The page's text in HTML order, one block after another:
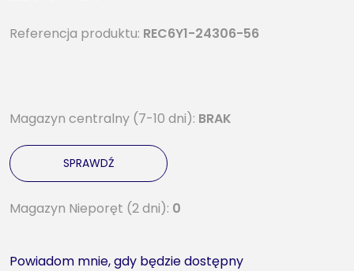
Referencja produktu: REC6Y1-24306-56
Magazyn centralny (7-10 dni): BRAK
SPRAWDŹ
Magazyn Nieporęt (2 dni): 0
Powiadom mnie, gdy będzie dostępny